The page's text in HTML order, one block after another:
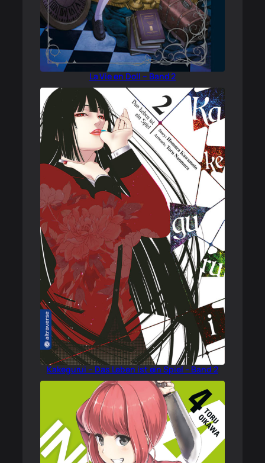
La Vie en Doll – Band 2
Kakegurui – Das Leben ist ein Spiel – Band 2